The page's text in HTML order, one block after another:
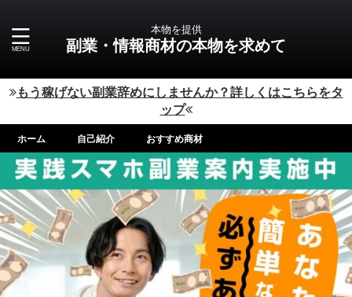
本物を提供
副業・情報商材の本物を求めて
もう稼げない副業辞めにしませんか？詳しくはこちらをタ
ップ
ホーム 自己紹介 おすすめ商材